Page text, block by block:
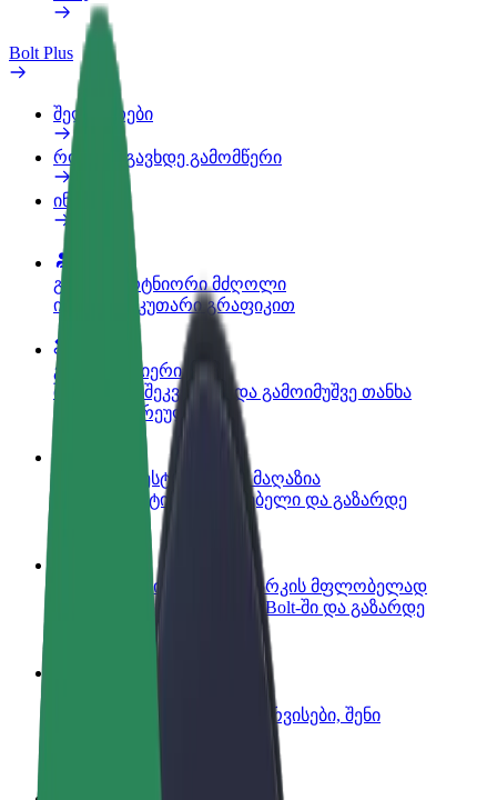
Bolt Plus
შეღავათები
როგორ გავხდე გამომწერი
ინფო
გახდი პარტნიორი მძღოლი
იმუშავე საკუთარი გრაფიკით
გახდი კურიერი
შეასრულე შეკვეთები და გამოიმუშვე თანხა
ყოველკვირეულად
დაამატე რესტორანი ან მაღაზია
მოიზიდე მეტი მომხმარებელი და გაზარდე
დარეგისტრირდი ავტოპარკის მფლობელად
დაამატე შენი ავტოპარკი Bolt-ში და გაზარდე
Bolt-ის პროდუქტები და სერვისები, შენი